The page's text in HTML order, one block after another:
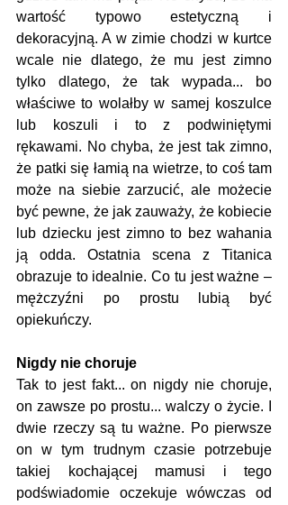
wartość typowo estetyczną i
dekoracyjną. A w zimie chodzi w kurtce
wcale nie dlatego, że mu jest zimno
tylko dlatego, że tak wypada... bo
właściwe to wolałby w samej koszulce
lub koszuli i to z podwiniętymi
rękawami. No chyba, że jest tak zimno,
że patki się łamią na wietrze, to coś tam
może na siebie zarzucić, ale możecie
być pewne, że jak zauważy, że kobiecie
lub dziecku jest zimno to bez wahania
ją odda. Ostatnia scena z Titanica
obrazuje to idealnie. Co tu jest ważne –
mężczyźni po prostu lubią być
opiekuńczy.
Nigdy nie choruje
Tak to jest fakt... on nigdy nie choruje,
on zawsze po prostu... walczy o życie. I
dwie rzeczy są tu ważne. Po pierwsze
on w tym trudnym czasie potrzebuje
takiej kochającej mamusi i tego
podświadomie oczekuje wówczas od